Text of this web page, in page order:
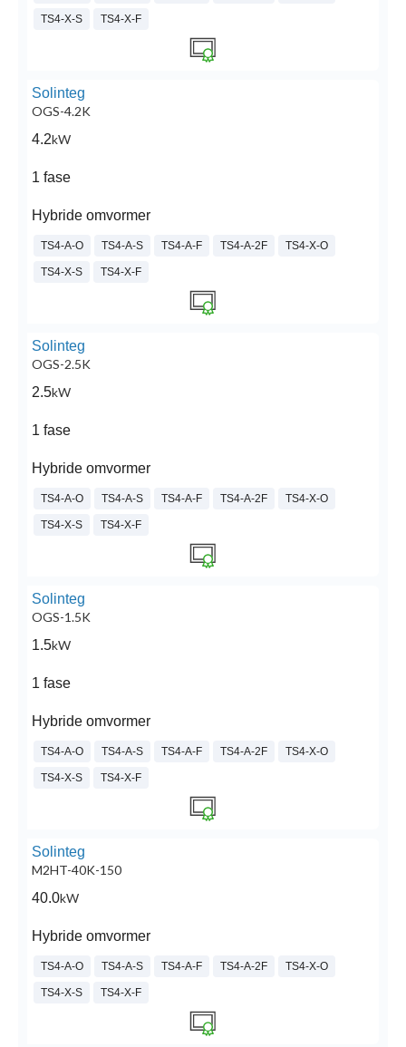
TS4-X-S TS4-X-F
Solinteg
OGS-4.2K
4.2kW
1 fase
Hybride omvormer
TS4-A-O TS4-A-S TS4-A-F TS4-A-2F TS4-X-O
TS4-X-S TS4-X-F
Solinteg
OGS-2.5K
2.5kW
1 fase
Hybride omvormer
TS4-A-O TS4-A-S TS4-A-F TS4-A-2F TS4-X-O
TS4-X-S TS4-X-F
Solinteg
OGS-1.5K
1.5kW
1 fase
Hybride omvormer
TS4-A-O TS4-A-S TS4-A-F TS4-A-2F TS4-X-O
TS4-X-S TS4-X-F
Solinteg
M2HT-40K-150
40.0kW
Hybride omvormer
TS4-A-O TS4-A-S TS4-A-F TS4-A-2F TS4-X-O
TS4-X-S TS4-X-F